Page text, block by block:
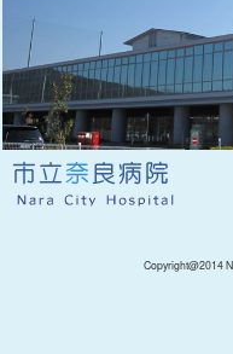
Copyright@2014